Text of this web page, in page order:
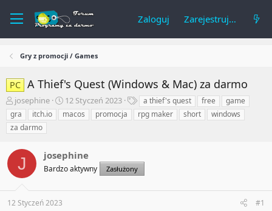
Zaloguj Zarejestruj się
Gry z promocji / Games
PC A Thief's Quest (Windows & Mac) za darmo
A
u
t
o
t
e
m
t
josephine
R
o
z
c
z
12 Styczeń 2023
T
a
g
a thief's quest free
game
gra
itch.io macos promocja rpg maker short
windows
za darmo
J josephine
Bardzo aktywny Zasłużony
12 Styczeń 2023 #1